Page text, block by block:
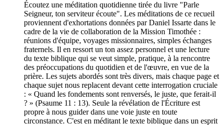
Écoutez une méditation quotidienne tirée du livre "Parle
Seigneur, ton serviteur écoute". Les méditations de ce recueil
proviennent d'exhortations données par Daniel Issarte dans le
cadre de la vie de collaboration de la Mission Timothée :
réunions d'équipe, voyages missionnaires, simples échanges
fraternels. Il en ressort un ton assez personnel et une lecture
du texte biblique qui se veut simple, pratique, à la rencontre
des préoccupations du quotidien et de l'œuvre, en vue de la
prière. Les sujets abordés sont très divers, mais chaque page et
chaque sujet nous replacent devant cette interrogation cruciale
: « Quand les fondements sont renversés, le juste, que ferait-il
? » (Psaume 11 : 13). Seule la révélation de l'Écriture est
propre à nous guider dans une voie juste en toute
circonstance. C'est en méditant le texte biblique dans un esprit